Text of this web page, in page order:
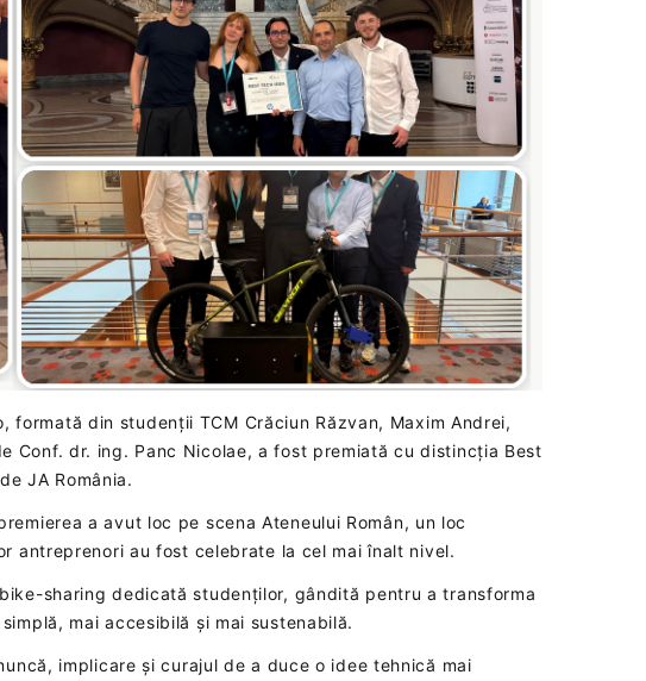
formată din studenții TCM Crăciun Răzvan, Maxim Andrei,
Conf. dr. ing. Panc Nicolae, a fost premiată cu distincția Best
JA România.
a avut loc pe scena Ateneului Român, un loc
antreprenori au fost celebrate la cel mai înalt nivel.
sharing dedicată studenților, gândită pentru a transforma
mai accesibilă și mai sustenabilă.
implicare și curajul de a duce o idee tehnică mai